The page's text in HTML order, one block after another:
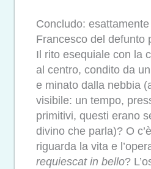
Concludo:
Francesco del defunto
Il rito esequiale con la
al centro, condito da
e minato dalla nebbia
visibile: un tempo,
primitivi, questi erano
divino che parla)? O
riguarda la vita e
requiescat in bello?